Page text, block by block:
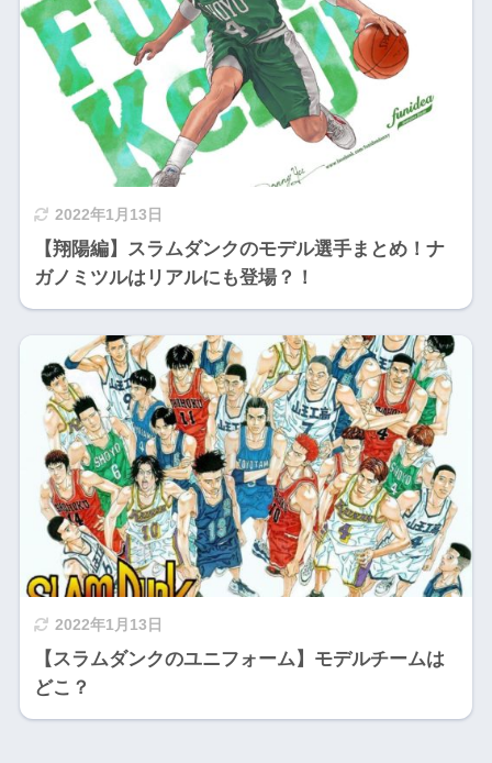
2022年1月13日
【翔陽編】スラムダンクのモデル選手まとめ！ナ
ガノミツルはリアルにも登場？！
2022年1月13日
【スラムダンクのユニフォーム】モデルチームは
どこ？